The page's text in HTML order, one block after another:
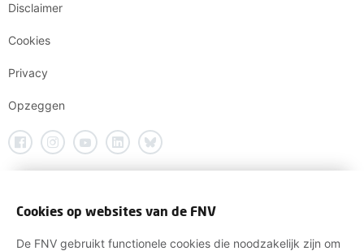
Disclaimer
Cookies
Privacy
Opzeggen
Cookies op websites van de FNV
De FNV gebruikt functionele cookies die noodzakelijk zijn om